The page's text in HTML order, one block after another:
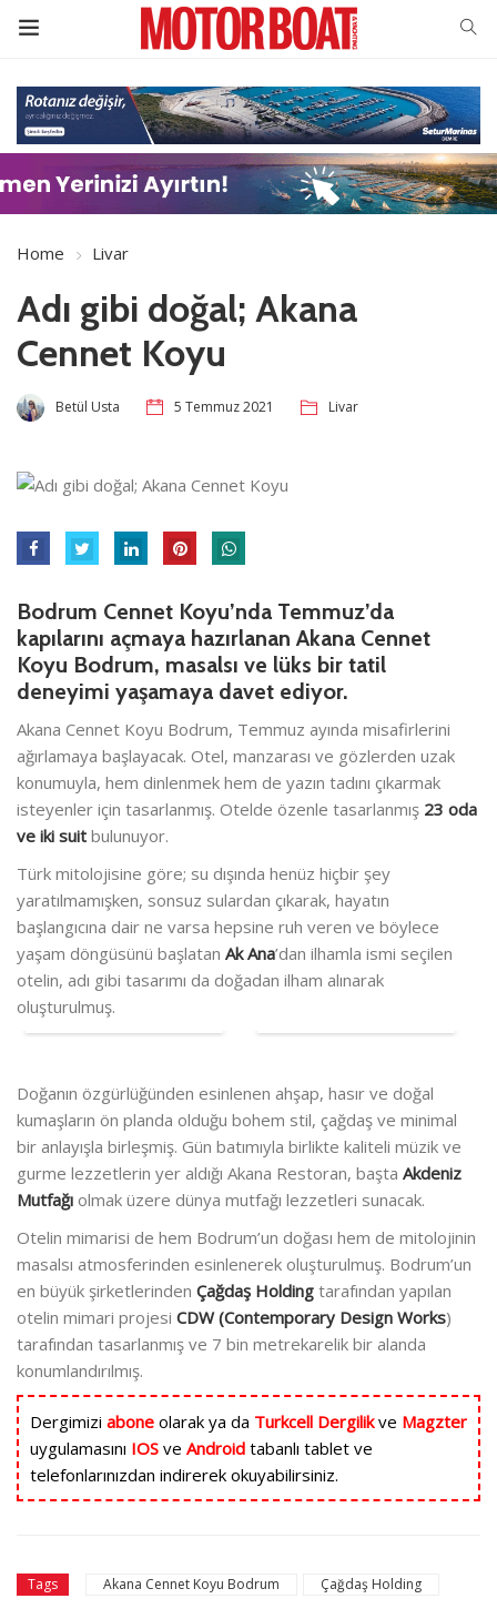
Home Livar
Adı gibi doğal; Akana
Cennet Koyu
Betül Usta 5 Temmuz 2021 Livar
Bodrum Cennet Koyu’nda Temmuz’da
kapılarını açmaya hazırlanan Akana Cennet
Koyu Bodrum, masalsı ve lüks bir tatil
deneyimi yaşamaya davet ediyor.
Akana Cennet Koyu Bodrum, Temmuz ayında misafirlerini
ağırlamaya başlayacak. Otel, manzarası ve gözlerden uzak
konumuyla, hem dinlenmek hem de yazın tadını çıkarmak
isteyenler için tasarlanmış. Otelde özenle tasarlanmış 23 oda
ve iki suit bulunuyor.
Türk mitolojisine göre; su dışında henüz hiçbir şey
yaratılmamışken, sonsuz sulardan çıkarak, hayatın
başlangıcına dair ne varsa hepsine ruh veren ve böylece
yaşam döngüsünü başlatan Ak Ana’dan ilhamla ismi seçilen
otelin, adı gibi tasarımı da doğadan ilham alınarak
oluşturulmuş.
Doğanın özgürlüğünden esinlenen ahşap, hasır ve doğal
kumaşların ön planda olduğu bohem stil, çağdaş ve minimal
bir anlayışla birleşmiş. Gün batımıyla birlikte kaliteli müzik ve
gurme lezzetlerin yer aldığı Akana Restoran, başta Akdeniz
Mutfağı olmak üzere dünya mutfağı lezzetleri sunacak.
Otelin mimarisi de hem Bodrum’un doğası hem de mitolojinin
masalsı atmosferinden esinlenerek oluşturulmuş. Bodrum’un
en büyük şirketlerinden Çağdaş Holding tarafından yapılan
otelin mimari projesi CDW (Contemporary Design Works)
tarafından tasarlanmış ve 7 bin metrekarelik bir alanda
konumlandırılmış.
Dergimizi abone olarak ya da Turkcell Dergilikve Magzter
uygulamasını IOS ve Android tabanlı tablet ve
telefonlarınızdan indirerek okuyabilirsiniz.
Tags Akana Cennet Koyu Bodrum Çağdaş Holding